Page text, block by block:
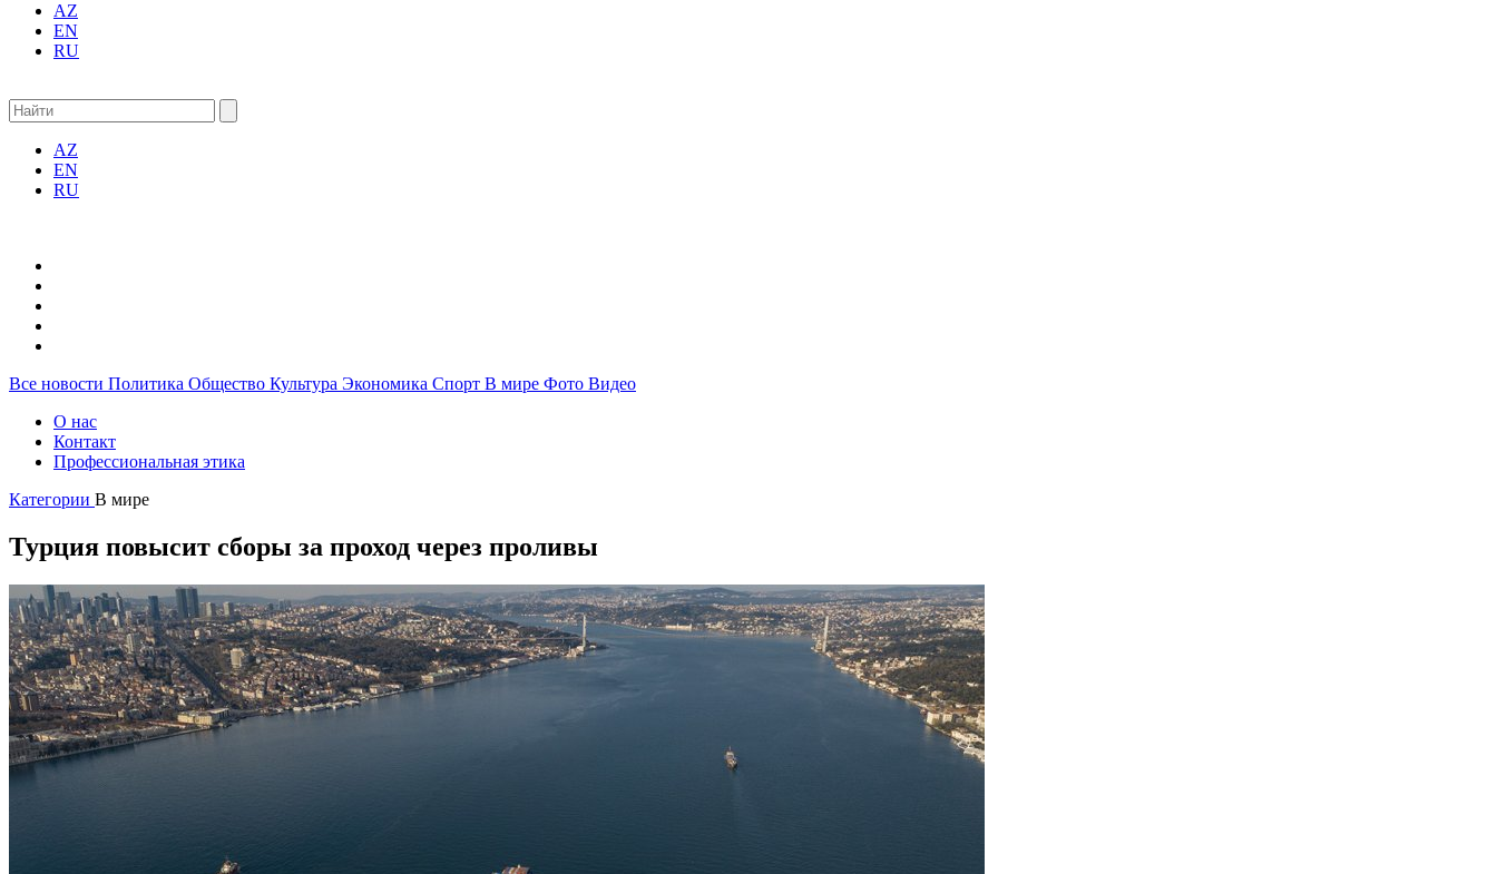
AZ
EN
RU
AZ
EN
RU
Все новости Политика Общество Культура Экономика Спорт В мире Фото Видео
О нас
Контакт
Профессиональная этика
Категории В мире
Турция повысит сборы за проход через проливы